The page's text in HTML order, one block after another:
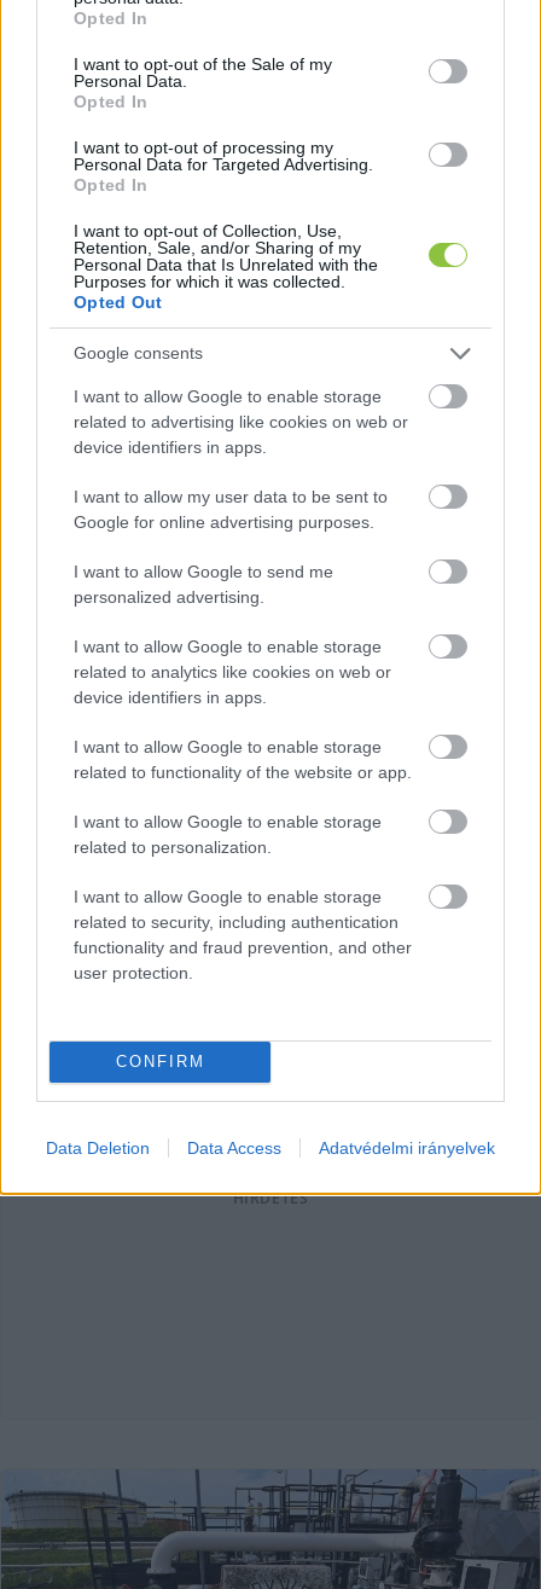
grant or deny consent to Google and its third-party tags to
use your data for below specified purposes in below Google
consent section.
Opted In
I want to opt-out of the Sale of my
Personal Data.
Opted In
I want to opt-out of processing my
Personal Data for Targeted Advertising.
Opted In
I want to opt-out of Collection, Use,
Retention, Sale, and/or Sharing of my
Personal Data that Is Unrelated with the
Purposes for which it was collected.
Opted Out
Google consents
I want to allow Google to enable storage
related to advertising like cookies on web or
device identifiers in apps.
I want to allow my user data to be sent to
Google for online advertising purposes.
I want to allow Google to send me
personalized advertising.
I want to allow Google to enable storage
related to analytics like cookies on web or
device identifiers in apps.
I want to allow Google to enable storage
related to functionality of the website or app.
I want to allow Google to enable storage
related to personalization.
I want to allow Google to enable storage
related to security, including authentication
functionality and fraud prevention, and other
user protection.
CONFIRM
Data Deletion Data Access Adatvédelmi irányelvek
Visszaadták Ukrajnának a
pénzszállítóktól lefoglalt pénzt és
aranyrudakat a magyar hatóságok
„Hálás vagyok Magyarországnak a konstruktív
hozzáállásért és a civilizált lépésért" - posztolta az X-en
Volodimir Zelenszkij ukrán elnök - minderről a
Lapszemle
Feljelentést tett az ukrán
Oscsadbank a Magyarországon
lefoglalt pénzszállítmány miatt
Másfél hete foglaltak le a magyar hatóságok két ukrán
pénzszállító autót, és tartóztatták le azok kísérőit, hét
Lapszemle
HIRDETÉS